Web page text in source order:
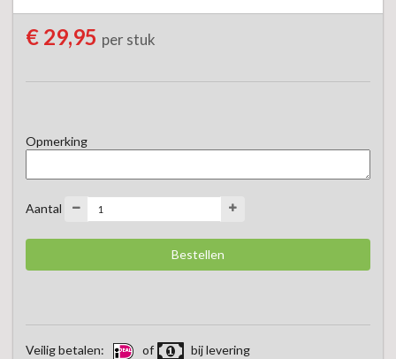
Een smakelijke verrassing die altijd goed aankomt.
€ 29,95 per stuk
Opmerking
Aantal
Veilig betalen: of bij levering